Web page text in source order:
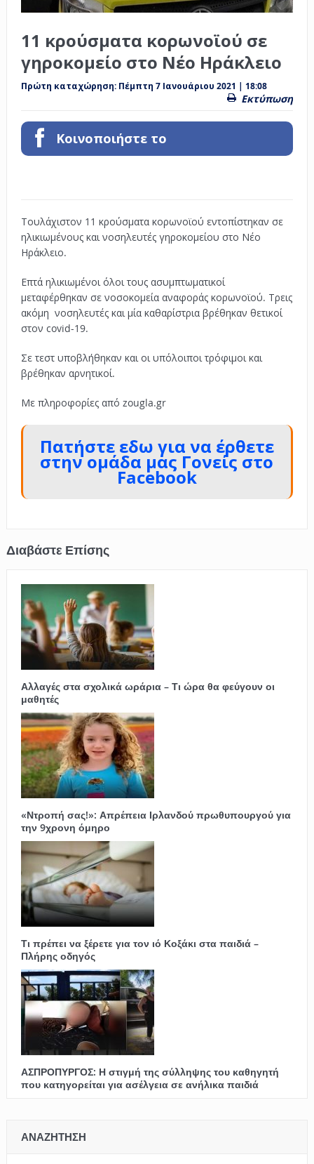
11 κρούσματα κορωνοϊού σε
γηροκομείο στο Νέο Ηράκλειο
Πρώτη καταχώρηση: Πέμπτη 7 Ιανουάριου 2021 | 18:08
Εκτύπωση
Κοινοποιήστε το
Τουλάχιστον 11 κρούσματα κορωνοϊού εντοπίστηκαν σε
ηλικιωμένους και νοσηλευτές γηροκομείου στο Νέο
Ηράκλειο.
Επτά ηλικιωμένοι όλοι τους ασυμπτωματικοί
μεταφέρθηκαν σε νοσοκομεία αναφοράς κορωνοϊού. Τρεις
ακόμη νοσηλευτές και μία καθαρίστρια βρέθηκαν θετικοί
στον covid-19.
Σε τεστ υποβλήθηκαν και οι υπόλοιποι τρόφιμοι και
βρέθηκαν αρνητικοί.
Με πληροφορίες από zougla.gr
Πατήστε εδω για να έρθετε
στην ομάδα μας Γονείς στο
Facebook
Αλλαγές στα σχολικά ωράρια – Τι ώρα θα φεύγουν οι
μαθητές
«Ντροπή σας!»: Απρέπεια Ιρλανδού πρωθυπουργού για
την 9χρονη όμηρο
Τι πρέπει να ξέρετε για τον ιό Κοξάκι στα παιδιά –
Πλήρης οδηγός
ΑΣΠΡΟΠΥΡΓΟΣ: Η στιγμή της σύλληψης του καθηγητή
που κατηγορείται για ασέλγεια σε ανήλικα παιδιά
ΑΝΑΖΗΤΗΣΗ